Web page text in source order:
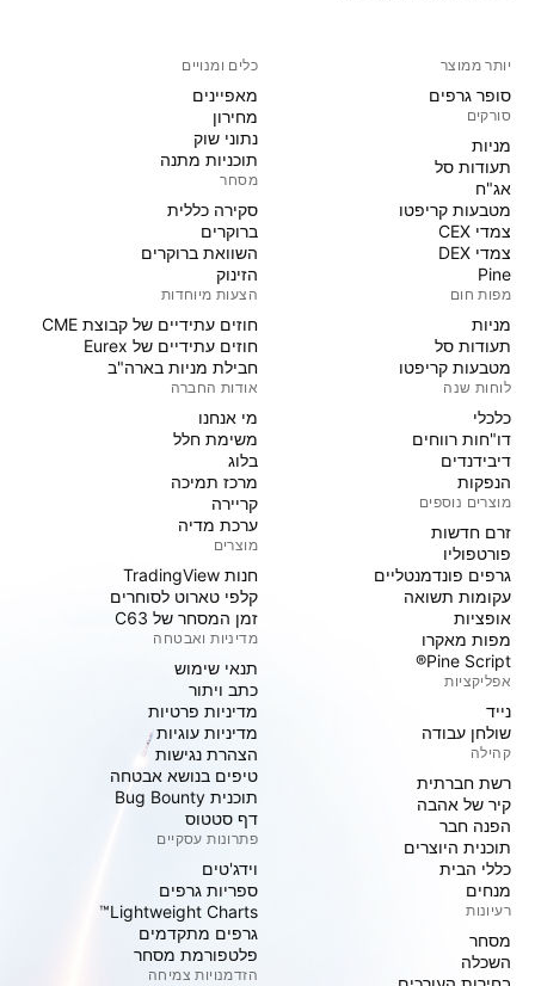
יותר ממוצר
סופר גרפים
סורקים
מניות‏
תעודות סל
אג"ח
מטבעות קריפטו
צמדי CEX
צמדי DEX
Pine
מפות חום
מניות‏
תעודות סל
מטבעות קריפטו
לוחות שנה
כלכלי
דו"חות רווחים
דיבידנדים
הנפקות
מוצרים נוספים
זרם חדשות
פורטפוליו
גרפים פונדמנטליים
עקומות תשואה
אופציות
מפות מאקרו
Pine Script®
אפליקציות
נייד
שולחן עבודה
קהילה
רשת חברתית
קיר של אהבה
הפנה חבר
תוכנית היוצרים
כללי הבית
מנחים
רעיונות
מסחר
השכלה
כלים ומנויים
מאפיינים
מחירון
נתוני שוק
תוכניות מתנה
מסחר
סקירה כללית
ברוקרים
השוואת ברוקרים
הזינוק
הצעות מיוחדות
חוזים עתידיים של קבוצת CME
חוזים עתידיים של Eurex
חבילת מניות בארה"ב
אודות החברה
מי אנחנו
משימת חלל
בלוג
מרכז תמיכה
קריירה
ערכת מדיה
מוצרים
חנות TradingView
קלפי טארוט לסוחרים
זמן המסחר של C63
מדיניות ואבטחה
תנאי שימוש
כתב ויתור
מדיניות פרטיות
מדיניות עוגיות
הצהרת נגישות
טיפים בנושא אבטחה
תוכנית Bug Bounty
דף סטטוס
פתרונות עסקיים
וידג'טים
ספריות גרפים
Lightweight Charts™
גרפים מתקדמים
פלטפורמת מסחר
הזדמנויות צמיחה